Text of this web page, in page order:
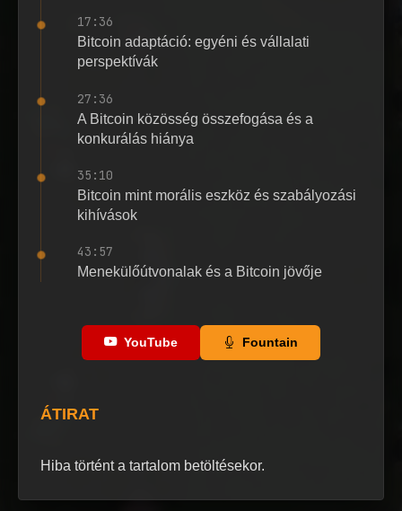
17:36
Bitcoin adaptáció: egyéni és vállalati
perspektívák
27:36
A Bitcoin közösség összefogása és a
konkurálás hiánya
35:10
Bitcoin mint morális eszköz és szabályozási
kihívások
43:57
Menekülőútvonalak és a Bitcoin jövője
YouTube Fountain
ÁTIRAT
Hiba történt a tartalom betöltésekor.